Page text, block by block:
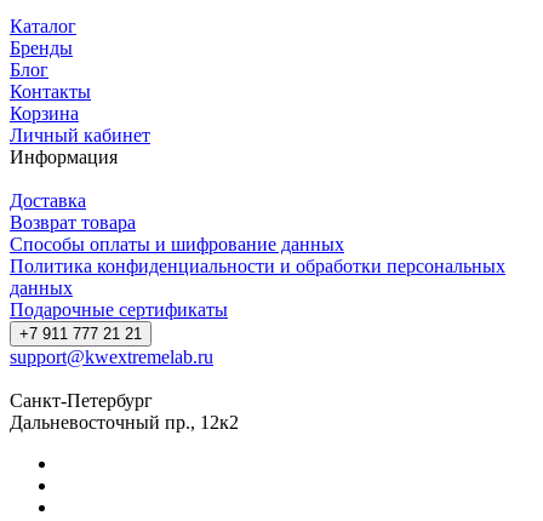
Каталог
Бренды
Блог
Контакты
Корзина
Личный кабинет
Информация
Доставка
Возврат товара
Способы оплаты и шифрование данных
Политика конфиденциальности и обработки персональных
данных
Подарочные сертификаты
+7 911 777 21 21
support@kwextremelab.ru
Санкт-Петербург
Дальневосточный пр., 12к2